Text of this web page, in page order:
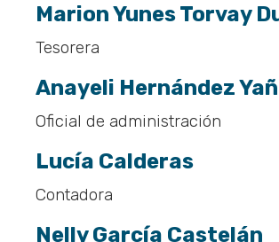
Marion Yunes Torvay
Tesorera
Anayeli Hernández
Oficial de administración
Lucía Calderas
Contadora
Nelly García Castelán